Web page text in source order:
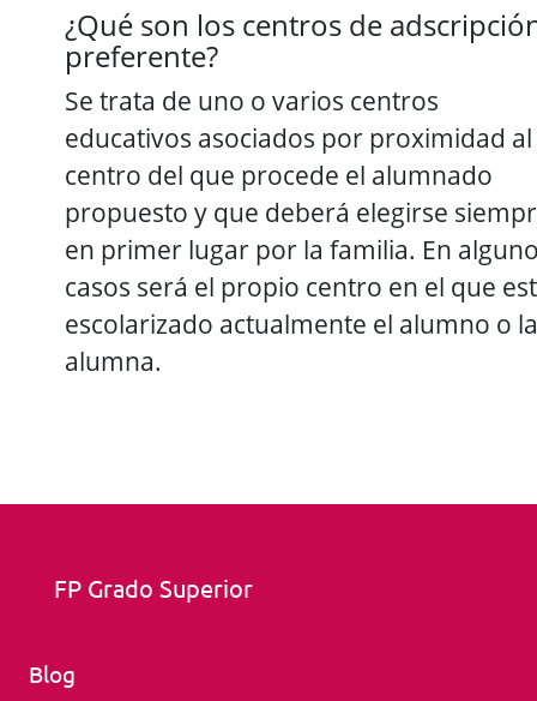
¿Qué son los centros de
preferente?
Se trata de uno o varios centros
educativos asociados por proximidad al
centro del que procede el alumnado
propuesto y que deberá elegirse
en primer lugar por la familia. En
casos será el propio centro en el que
escolarizado actualmente el alumno o la
alumna.
FP Grado Superior
Blog